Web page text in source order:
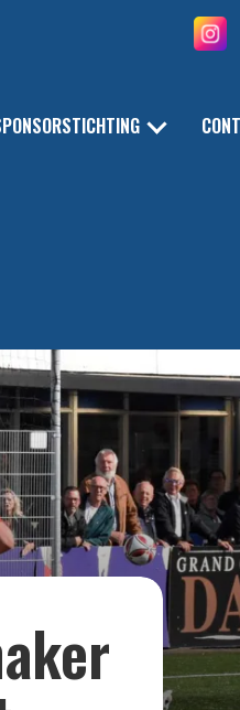
Bekijk alle foto's